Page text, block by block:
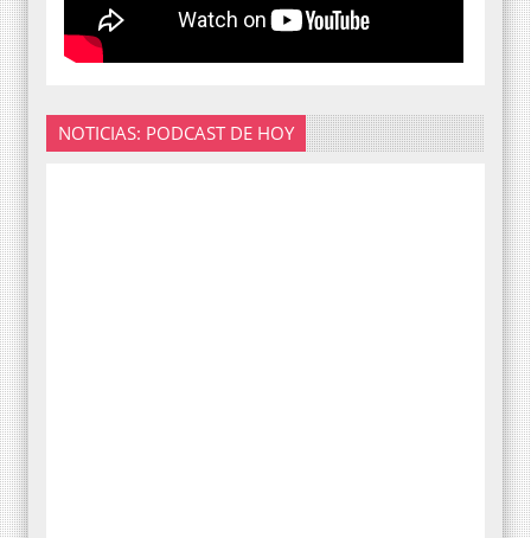
NOTICIAS: PODCAST DE HOY